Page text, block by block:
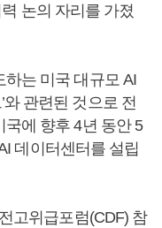
논의 자리를 가졌
는 미국 대규모 AI
와 관련된 것으로 전
에 향후 4년 동안 5
데이터센터를 설립
고위급포럼(CDF) 참